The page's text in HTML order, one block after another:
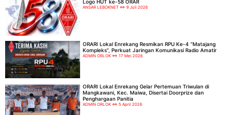
Logo HUT ke-58 ORAR
ANSAR LEBOKNET 9 Juli 2026
ORARI Lokal Enrekang Resmikan RPU Ke-4 “Matajang
Kompleks”, Perkuat Jaringan Komunikasi Radio Amatir
ADMIN ORLOK 17 Mei 2026
ORARI Lokal Enrekang Gelar Pertemuan Triwulan di
Mangkawani, Kec. Maiwa, Disertai Doorprize dan
Penghargaan Panitia
ADMIN ORLOK 5 April 2026